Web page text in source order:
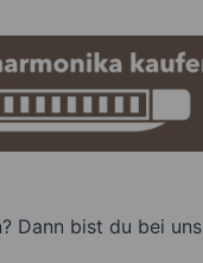
Dann bist du bei uns